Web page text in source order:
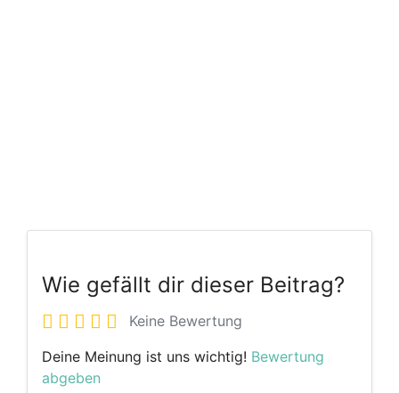
Wie gefällt dir dieser Beitrag?
Keine Bewertung
Deine Meinung ist uns wichtig! Bewertung
abgeben